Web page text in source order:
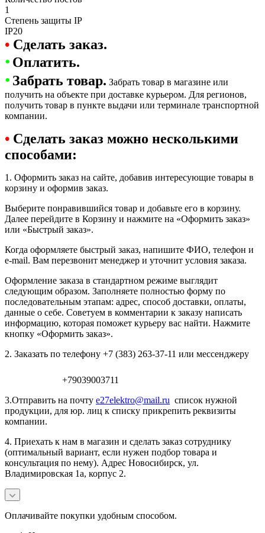
1
Степень защиты IP
IP20
• Сделать заказ.
• Оплатить.
• Забрать товар. Забрать товар в магазине или
получить на объекте при доставке курьером. Для регионов,
получить товар в пункте выдачи или терминале транспортной
компании.
• Сделать заказ можно несколькими
способами:
1. Оформить заказ на сайте, добавив интересующие товары в
корзину и оформив заказ.
Выберите понравившийся товар и добавьте его в корзину.
Далее перейдите в Корзину и нажмите на «Оформить заказ»
или «Быстрый заказ».
Когда оформляете быстрый заказ, напишите ФИО, телефон и
e-mail. Вам перезвонит менеджер и уточнит условия заказа.
Оформление заказа в стандартном режиме выглядит
следующим образом. Заполняете полностью форму по
последовательным этапам: адрес, способ доставки, оплаты,
данные о себе. Советуем в комментарии к заказу написать
информацию, которая поможет курьеру вас найти. Нажмите
кнопку «Оформить заказ».
2. Заказать по телефону +7 (383) 263-37-11 или мессенджеру
+79039003711
3.Отправить на почту e27elektro@mail.ru список нужной
продукции, для юр. лиц к списку прикрепить реквизиты
компании.
4. Приехать к нам в магазин и сделать заказ сотруднику
(оптимальный вариант, если нужен подбор товара и
консультация по нему). Адрес Новосибирск, ул.
Владимировская 1а, корпус 2.
Оплачивайте покупки удобным способом.